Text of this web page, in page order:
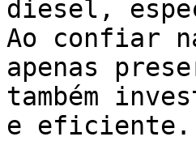
diesel,
Ao confiar
apenas
também
e eficiente.